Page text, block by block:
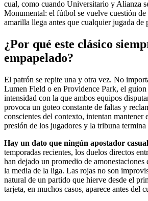
cual, como cuando Universitario y Alianza
Monumental: el fútbol se vuelve cuestión
amarilla llega antes que cualquier jugada de
¿Por qué este clásico
empapelado?
El patrón se repite una y otra vez. No
Lumen Field o en Providence Park, el guion
intensidad con la que ambos equipos
provoca un goteo constante de faltas y
conscientes del contexto, intentan mantener
presión de los jugadores y la tribuna
Hay un dato que ningún apostador
temporadas recientes, los duelos directos
han dejado un promedio de amonestaciones
la media de la liga. Las rojas no son
natural de un partido que hierve desde el
tarjeta, en muchos casos, aparece antes del